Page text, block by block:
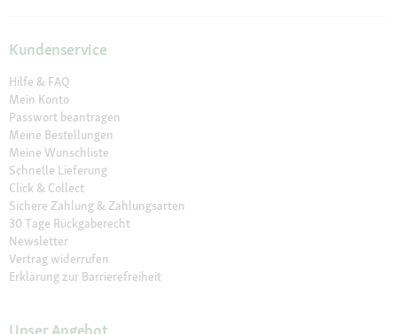
Kundenservice
Hilfe & FAQ
Mein Konto
Passwort beantragen
Meine Bestellungen
Meine Wunschliste
Schnelle Lieferung
Click & Collect
Sichere Zahlung & Zahlungsarten
30 Tage Rückgaberecht
Newsletter
Vertrag widerrufen
Erklärung zur Barrierefreiheit
Unser Angebot